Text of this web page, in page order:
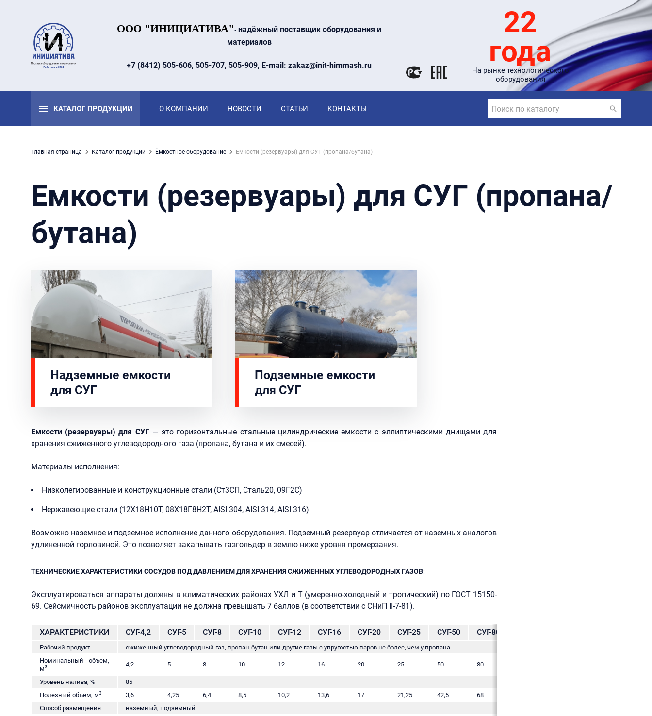
ООО "ИНИЦИАТИВА"- надёжный поставщик оборудования и
материалов
+7 (8412) 505-606, 505-707, 505-909, E-mail: zakaz@init-himmash.ru
22
года
На рынке технологического
оборудования
КАТАЛОГ ПРОДУКЦИИ О КОМПАНИИ НОВОСТИ СТАТЬИ КОНТАКТЫ
Главная страница Каталог продукции Ёмкостное оборудование Емкости (резервуары) для СУГ (пропана/бутана)
Емкости (резервуары) для СУГ (пропана/
бутана)
Надземные емкости
для СУГ
Подземные емкости
для СУГ
Емкости (резервуары) для СУГ— это горизонтальные стальные цилиндрические емкости с эллиптическими днищами для
хранения сжиженного углеводородного газа (пропана, бутана и их смесей).
Материалы исполнения:
Низколегированные и конструкционные стали (Ст3СП, Сталь20, 09Г2С)
Нержавеющие стали (12Х18Н10Т, 08Х18Г8Н2Т, AISI 304, AISI 314, AISI 316)
Возможно наземное и подземное исполнение данного оборудования. Подземный резервуар отличается от наземных аналогов
удлиненной горловиной. Это позволяет закапывать газгольдер в землю ниже уровня промерзания.
ТЕХНИЧЕСКИЕ ХАРАКТЕРИСТИКИ СОСУДОВ ПОД ДАВЛЕНИЕМ ДЛЯ ХРАНЕНИЯ СЖИЖЕННЫХ УГЛЕВОДОРОДНЫХ ГАЗОВ:
Эксплуатироваться аппараты должны в климатических районах УХЛ и Т (умеренно-холодный и тропический) по ГОСТ 15150-
69. Сейсмичность районов эксплуатации не должна превышать 7 баллов (в соответствии с СНиП II-7-81).
ХАРАКТЕРИСТИКИ СУГ-4,2 СУГ-5 СУГ-8 СУГ-10 СУГ-12 СУГ-16 СУГ-20 СУГ-25 СУГ-50 СУГ-80
Рабочий продукт
сжиженный углеводородный газ, пропан-бутан или другие газы с упругостью паров не более, чем у пропана
Номинальный объем,
м3 4,2 5 8 10 12 16 20 25 50 80
Уровень налива, %
85
Полезный объем, м3 3,6 4,25 6,4 8,5 10,2 13,6 17 21,25 42,5 68
Способ размещения
наземный, подземный